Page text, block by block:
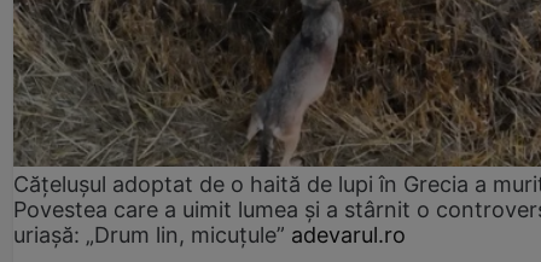
Cățelușul adoptat de o haită de lupi în Grecia a
Povestea care a uimit lumea și a stârnit o
uriașă: „Drum lin, micuțule” adevarul.ro